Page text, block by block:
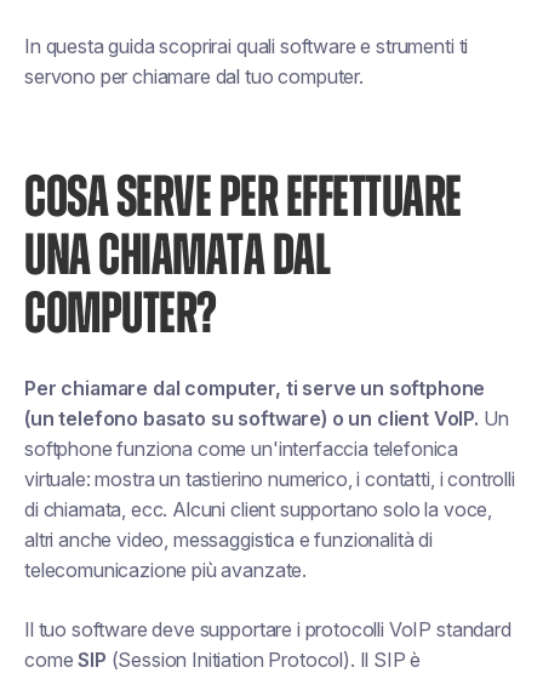
In questa guida scoprirai quali software e strumenti ti
servono per chiamare dal tuo computer.
COSA SERVE PER EFFETTUARE
UNA CHIAMATA DAL
COMPUTER?
Per chiamare dal computer, ti serve un softphone
(un telefono basato su software) o un client VoIP. Un
softphone funziona come un'interfaccia telefonica
virtuale: mostra un tastierino numerico, i contatti, i controlli
di chiamata, ecc. Alcuni client supportano solo la voce,
altri anche video, messaggistica e funzionalità di
telecomunicazione più avanzate.
Il tuo software deve supportare i protocolli VoIP standard
comeSIP (Session Initiation Protocol). Il SIP è